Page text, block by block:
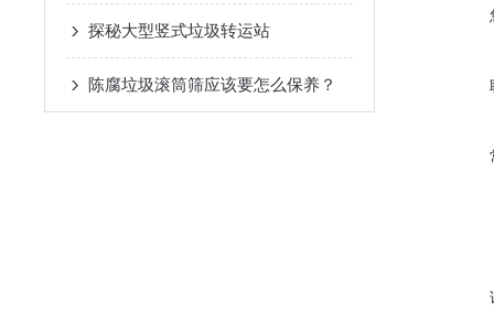
探秘大型竖式垃圾转运站
陈腐垃圾滚筒筛应该要怎么保养？